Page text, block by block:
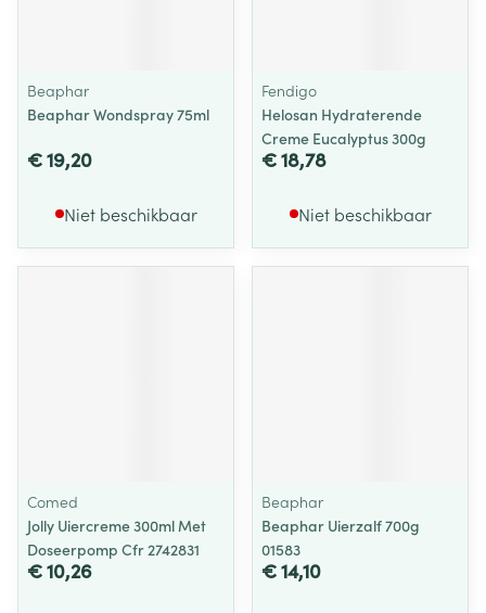
Beaphar
Beaphar Wondspray 75ml
€ 19,20
Niet beschikbaar
Fendigo
Helosan Hydraterende
Creme Eucalyptus 300g
€ 18,78
Niet beschikbaar
Comed
Jolly Uiercreme 300ml Met
Doseerpomp Cfr 2742831
€ 10,26
Beaphar
Beaphar Uierzalf 700g
01583
€ 14,10